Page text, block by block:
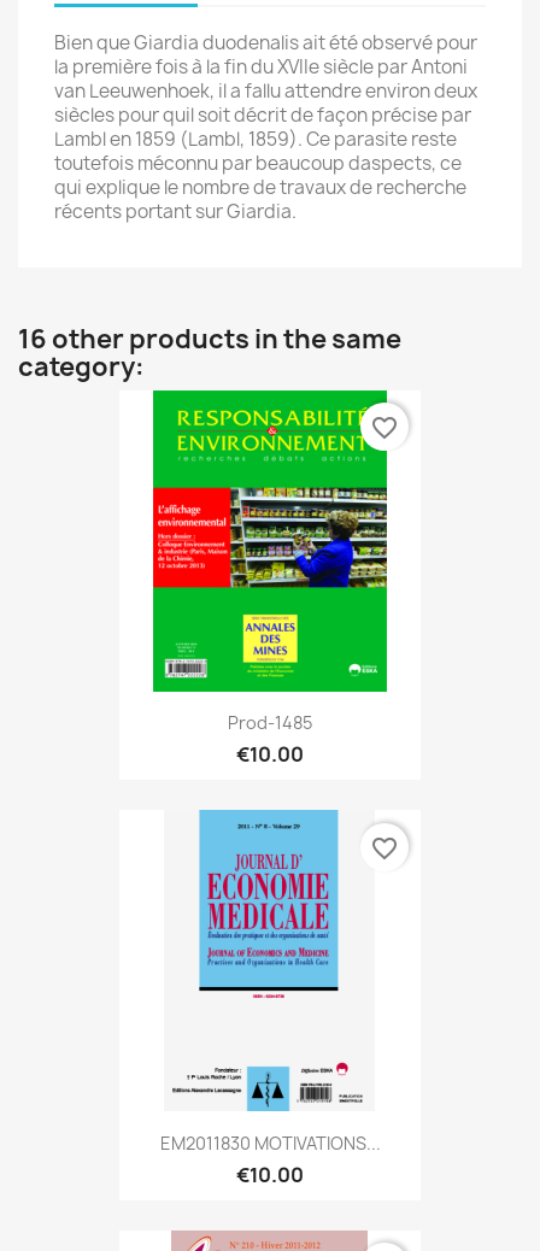
Bien que Giardia duodenalis ait été observé pour
la première fois à la fin du XVIIe siècle par Antoni
van Leeuwenhoek, il a fallu attendre environ deux
siècles pour quil soit décrit de façon précise par
Lambl en 1859 (Lambl, 1859). Ce parasite reste
toutefois méconnu par beaucoup daspects, ce
qui explique le nombre de travaux de recherche
récents portant sur Giardia.
16 other products in the same
category:
Prod-1485
€10.00
favorite_border
EM2011830 MOTIVATIONS...
€10.00
favorite_border